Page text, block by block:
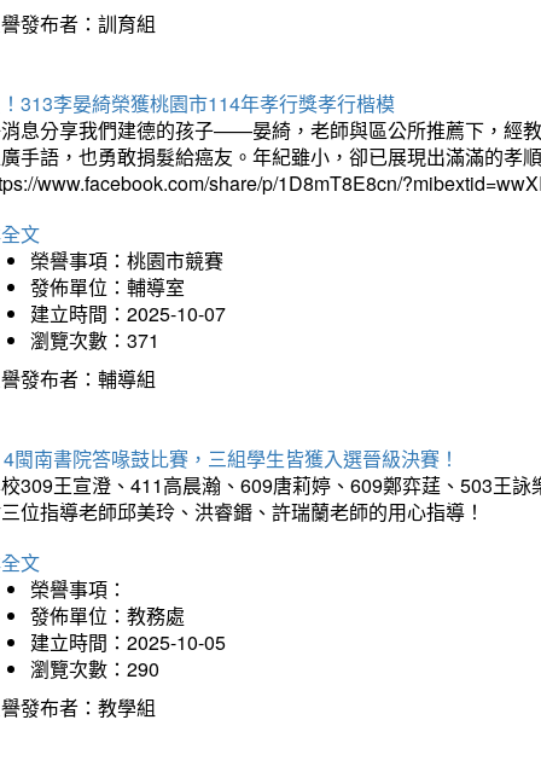
發布者：訓育組
313李晏綺榮獲桃園市114年孝行獎孝行楷模
息分享我們建德的孩子——晏綺，老師與區公所推薦下，經
手語，也勇敢捐髮給癌友。年紀雖小，卻已展現出滿滿的孝
www.facebook.com/share/p/1D8mT8E8cn/
文
榮譽事項：桃園市競賽
發佈單位：輔導室
建立時間：2025-10-07
瀏覽次數：371
發布者：輔導組
閩南書院答喙鼓比賽，三組學生皆獲入選晉級決賽！
309王宣澄、411高晨瀚、609唐莉婷、609鄭弈莛、503王
位指導老師邱美玲、洪睿鍲、許瑞蘭老師的用心指導！
文
榮譽事項：
發佈單位：教務處
建立時間：2025-10-05
瀏覽次數：290
發布者：教學組